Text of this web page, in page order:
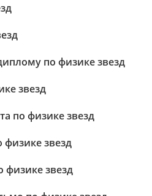
по физике звезд
звезд
по физике звезд
физике звезд
физике звезд